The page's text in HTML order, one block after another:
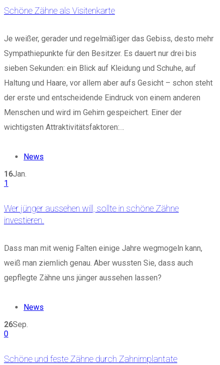
Schöne Zähne als Visitenkarte
Je weißer, gerader und regelmäßiger das Gebiss, desto mehr
Sympathiepunkte für den Besitzer. Es dauert nur drei bis
sieben Sekunden: ein Blick auf Kleidung und Schuhe, auf
Haltung und Haare, vor allem aber aufs Gesicht – schon steht
der erste und entscheidende Eindruck von einem anderen
Menschen und wird im Gehirn gespeichert. Einer der
wichtigsten Attraktivitätsfaktoren:…
News
16Jan.
1
Wer jünger aussehen will, sollte in schöne Zähne
investieren.
Dass man mit wenig Falten einige Jahre wegmogeln kann,
weiß man ziemlich genau. Aber wussten Sie, dass auch
gepflegte Zähne uns jünger aussehen lassen?
News
26Sep.
0
Schöne und feste Zähne durch Zahnimplantate